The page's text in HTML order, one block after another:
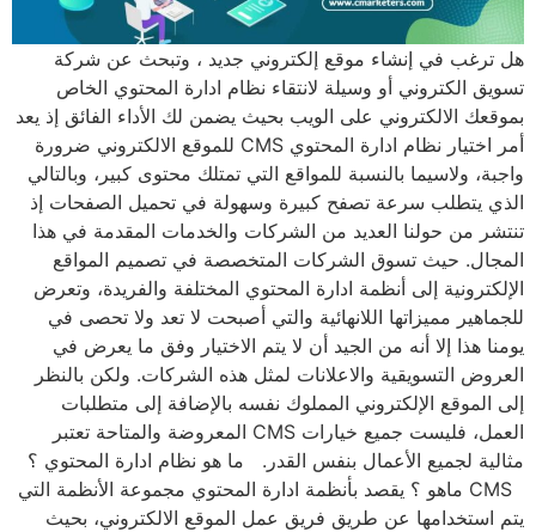
هل ترغب في إنشاء موقع إلكتروني جديد ، وتبحث عن شركة
تسويق الكتروني أو وسيلة لانتقاء نظام ادارة المحتوي الخاص
بموقعك الالكتروني على الويب بحيث يضمن لك الأداء الفائق إذ يعد
أمر اختيار نظام ادارة المحتوي CMS للموقع الالكتروني ضرورة
واجبة، ولاسيما بالنسبة للمواقع التي تمتلك محتوى كبير، وبالتالي
الذي يتطلب سرعة تصفح كبيرة وسهولة في تحميل الصفحات إذ
تنتشر من حولنا العديد من الشركات والخدمات المقدمة في هذا
المجال. حيث تسوق الشركات المتخصصة في تصميم المواقع
الإلكترونية إلى أنظمة ادارة المحتوي المختلفة والفريدة، وتعرض
للجماهير مميزاتها اللانهائية والتي أصبحت لا تعد ولا تحصى في
يومنا هذا إلا أنه من الجيد أن لا يتم الاختيار وفق ما يعرض في
العروض التسويقية والاعلانات لمثل هذه الشركات. ولكن بالنظر
إلى الموقع الإلكتروني المملوك نفسه بالإضافة إلى متطلبات
العمل، فليست جميع خيارات CMS المعروضة والمتاحة تعتبر
مثالية لجميع الأعمال بنفس القدر. ما هو نظام ادارة المحتوي ؟
CMS ماهو ؟ يقصد بأنظمة ادارة المحتوي مجموعة الأنظمة التي
يتم استخدامها عن طريق فريق عمل الموقع الالكتروني، بحيث